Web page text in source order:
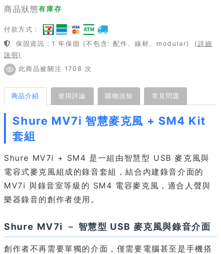
商品狀態有庫存
付款方式：
保固資訊：1 年保固 (不包含: 配件、線材、modular)
(詳細
說明)
此商品被關注 1708 次
商品介紹 使用評論 購物須知 常見問題
Shure MV7i 智慧麥克風 + SM4 Kit
套組
Shure MV7i + SM4 是一組由智慧型 USB 麥克風與
電容式麥克風組成的錄音套組，結合內建錄音介面的
MV7i 與錄音室等級的 SM4 電容麥克風，適合人聲與
樂器錄音的創作者使用。
Shure MV7i － 智慧型 USB 麥克風與錄音介面
創作者不再需要單獨的介面，僅需要電腦甚至是手機搭